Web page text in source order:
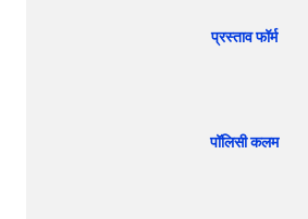
प्रस्ताव फॉर्म
पॉलिसी कलम